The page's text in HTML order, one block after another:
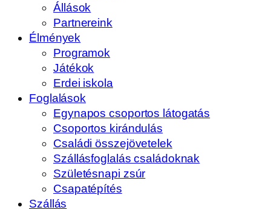
Állások
Partnereink
Élmények
Programok
Játékok
Erdei iskola
Foglalások
Egynapos csoportos látogatás
Csoportos kirándulás
Családi összejövetelek
Szállásfoglalás családoknak
Születésnapi zsúr
Csapatépítés
Szállás